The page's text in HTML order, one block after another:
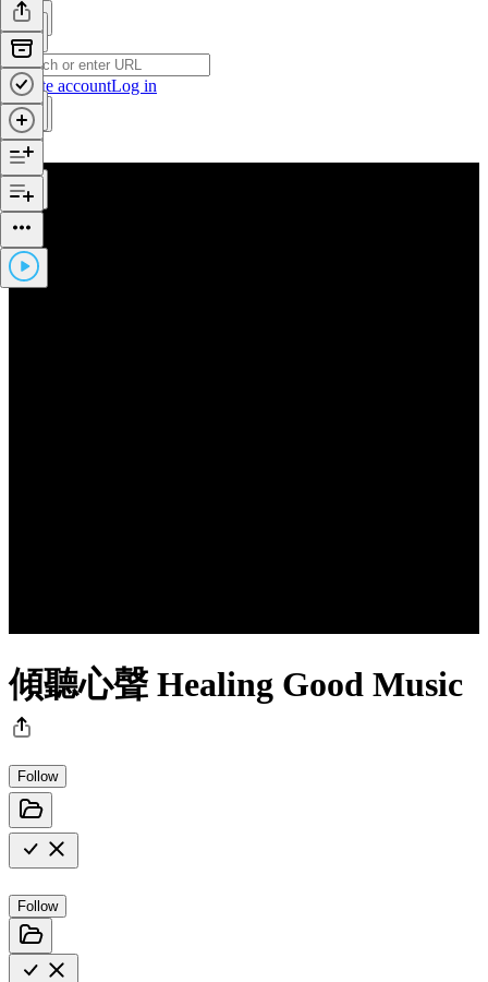
Create accountLog in
傾聽心聲 Healing Good Music
Follow
Follow